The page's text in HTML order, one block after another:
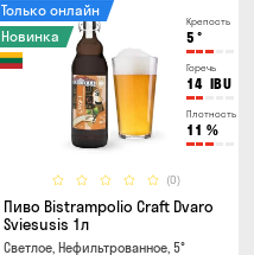
Крепость
5 °
Горечь
14 IBU
Плотность
11 %
(0)
Только онлайн
Новинка
Пиво Bistrampolio Craft Dvaro
Sviesusis 1л
Светлое, Нефильтрованное, 5°